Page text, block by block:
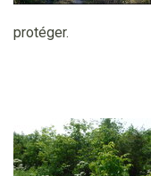
protéger.